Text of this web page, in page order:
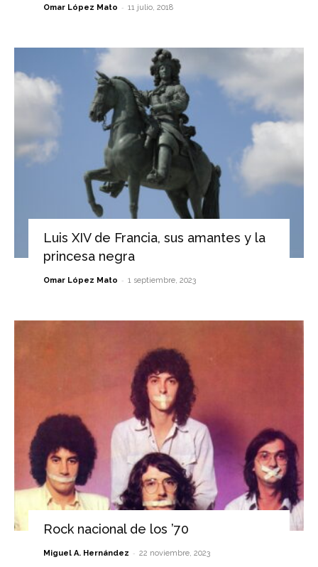
Omar López Mato - 11 julio, 2018
Luis XIV de Francia, sus amantes y la
princesa negra
Omar López Mato - 1 septiembre, 2023
Rock nacional de los ’70
Miguel A. Hernández - 22 noviembre, 2023